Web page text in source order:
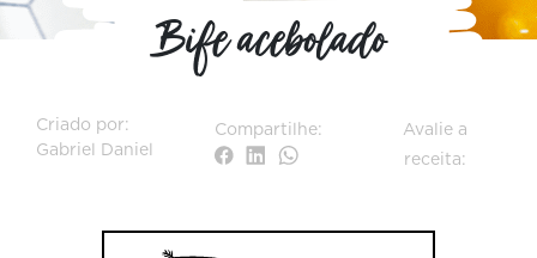
Bife acebolado
Criado por:
Gabriel Daniel
Compartilhe:
Avalie a
receita: